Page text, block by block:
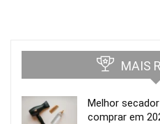
MAIS
Melhor
comprar em